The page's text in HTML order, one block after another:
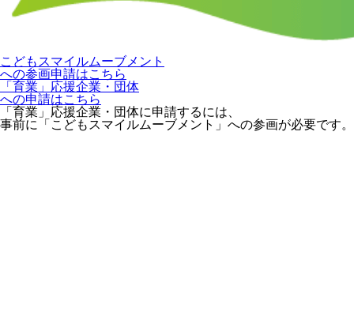
こどもスマイルムーブメント
への参画申請はこちら
「育業」応援企業・団体
への申請はこちら
「育業」応援企業・団体に申請するには、
事前に「こどもスマイルムーブメント」への参画が必要です。